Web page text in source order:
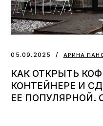
05.09.2025 АРИНА
КАК ОТКРЫТЬ
КОНТЕЙНЕРЕ И
ЕЕ ПОПУЛЯРНОЙ.